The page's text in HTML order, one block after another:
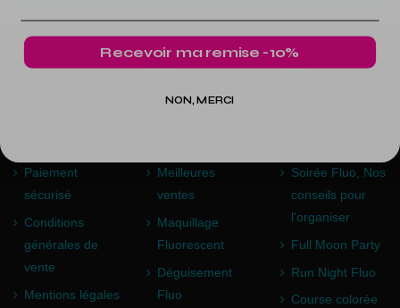
Infos
Paiement
sécurisé
Conditions
générales de
vente
Mentions légales
Offres
Promotions
Meilleures
ventes
Maquillage
Fluorescent
Déguisement
Fluo
Conseils
Soirée Fluo, Nos
conseils pour
l'organiser
Full Moon Party
Run Night Fluo
Course colorée
Recevoir ma remise -10%
NON, MERCI